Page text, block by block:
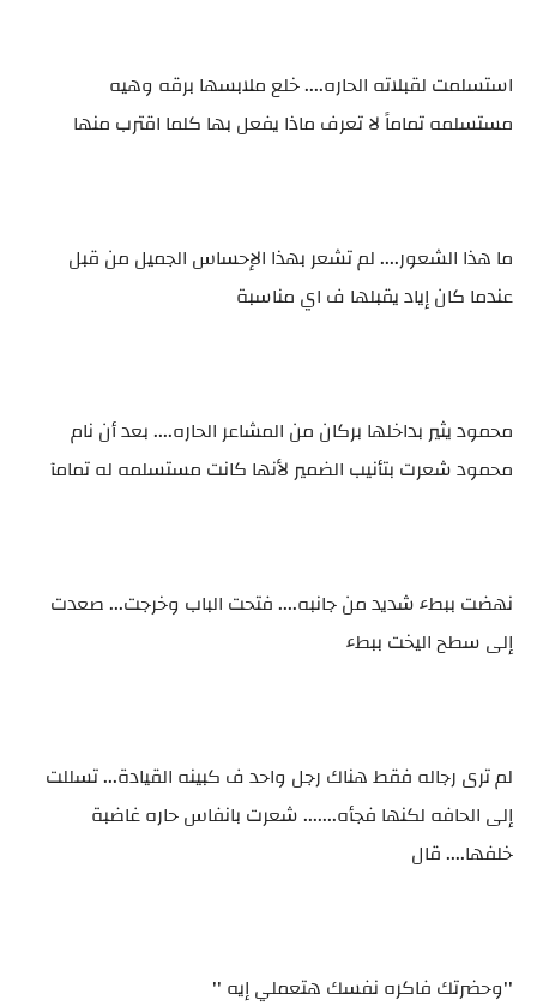
استسلمت لقبلاته الحاره.... خلع ملابسها برقه وهيه
مستسلمه تماماً لا تعرف ماذا يفعل بها كلما اقترب منها
ما هذا الشعور.... لم تشعر بهذا الإحساس الجميل من قبل
عندما كان إياد يقبلها ف اي مناسبة
محمود يثير بداخلها بركان من المشاعر الحاره.... بعد أن نام
محمود شعرت بتأنيب الضمير لأنها كانت مستسلمه له تمامآ
نهضت ببطء شديد من جانبه.... فتحت الباب وخرجت... صعدت
إلى سطح اليخت ببطء
لم ترى رجاله فقط هناك رجل واحد ف كبينه القيادة... تسللت
إلى الحافه لكنها فجأه....... شعرت بانفاس حاره غاضبة
خلفها.... قال
''وحضرتك فاكره نفسك هتعملي إيه ''